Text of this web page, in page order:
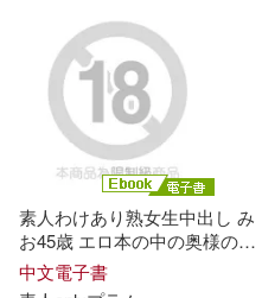
美妝(554)
家居生活(1556)
3C(208) 家電(205)
保健(93) 設計文
作者 (可複選)
佐藤文也(286)
天樹征丸(263)
PRESTIGE DIGITAL
素人わけあり熟女生中出し み
お45歳 エロ本の中の奥様のよ
うな四十路熟女 お下品にムン
ムン匂い立つ… 西園寺美緒
中文電子書